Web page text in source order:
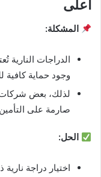
أعلى
المشكلة:
الدراجات
وجود حماية كافية
لذلك، بعض شركات
صارمة على
الحل:
اختيار دراجة